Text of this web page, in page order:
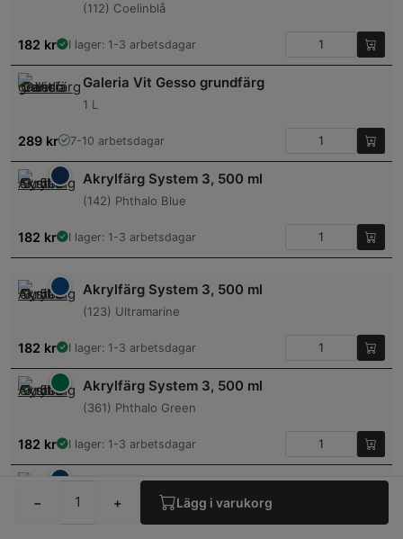
− + Lägg i varukorg
(112) Coelinblå
182 kr I lager: 1-3 arbetsdagar
Galeria Vit Gesso grundfärg
1 L
289 kr 7-10 arbetsdagar
Akrylfärg System 3, 500 ml
(142) Phthalo Blue
182 kr I lager: 1-3 arbetsdagar
Akrylfärg System 3, 500 ml
(123) Ultramarine
182 kr I lager: 1-3 arbetsdagar
Akrylfärg System 3, 500 ml
(361) Phthalo Green
182 kr I lager: 1-3 arbetsdagar
Akrylfärg System 3, 500 ml
(134) Prussian Blue (hue)